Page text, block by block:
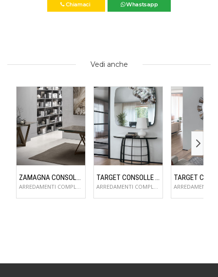
Chiamaci Whastsapp
Vedi anche
ZAMAGNA CONSOLLE FLAME
ARREDAMENTI COMPLEMENTI D'ARREDO
TARGET CONSOLLE COSMOS
ARREDAMENTI COMPLEMENTI D'ARREDO